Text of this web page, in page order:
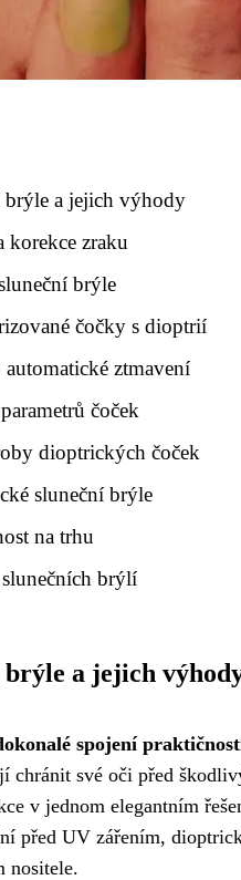
brýle a jejich výhody
korekce zraku
brýle
čočky s dioptrií
ztmavení
čoček
dioptrických čoček
sluneční brýle
na trhu
brýlí
a jejich
spojení
chránit své oči před
v jednom elegantním
před UV zářením,
nositele.